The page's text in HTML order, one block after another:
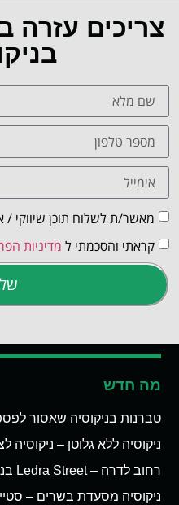
צריכים עזרה
מאשר/ת לשלוח תוכן שיווקי /
קראתי והסכמתי ל מדיניות
מה חדש
טברנות בניקוסיה שאסור
ניקוסיה ללא גלוטן – ניקוסיה
רחוב לדרה – Ledra Street בניקוסיה
ניקוסיה מסעדת בשרים –